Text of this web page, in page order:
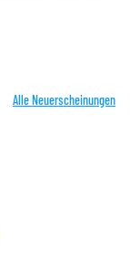
Alle Neuerscheinungen